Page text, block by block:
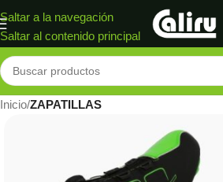
Saltar a la navegación
Saltar al contenido principal
Inicio ZAPATILLAS